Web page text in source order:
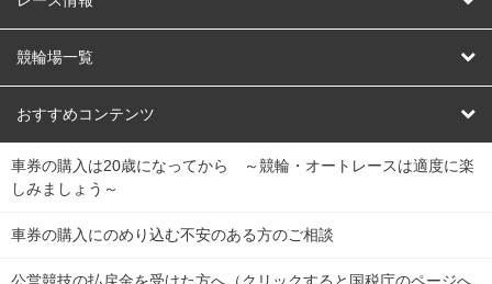
オートレース
競輪くじ
Dokanto!
チャリロトプラザ
レース予想
レース結果
キャリーオーバー一覧
競輪場一覧
北日本 函館競輪場
関
東
弥彦競輪場 前橋競輪場 取手競輪場 宇都宮競輪場
おすすめコンテンツ
競輪選手情報
Perfecta Navi
車券の購入は20歳になってから ～競輪・オートレースは適度に楽
しみましょう～
車券の購入にのめり込む不安のある方のご相談
公営競技の払戻金を受けた方へ（クリックすると国税庁のページへ